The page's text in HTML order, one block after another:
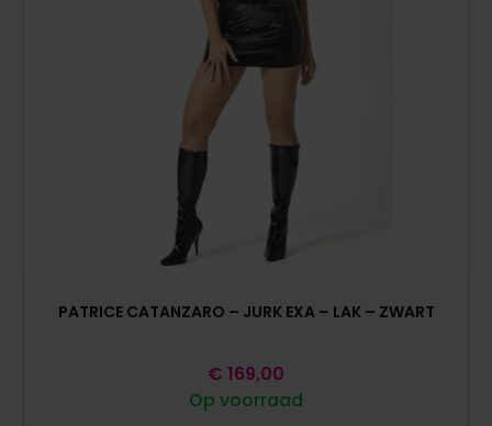
PATRICE CATANZARO – JURK EXA – LAK – ZWART
Op voorraad
€ 169,00